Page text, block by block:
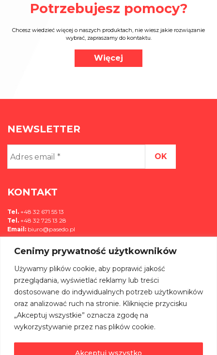
Cenimy prywatność użytkowników
Używamy plików cookie, aby poprawić jakość
przeglądania, wyświetlać reklamy lub treści
dostosowane do indywidualnych potrzeb użytkowników
oraz analizować ruch na stronie. Kliknięcie przycisku
„Akceptuj wszystkie” oznacza zgodę na
wykorzystywanie przez nas plików cookie.
Akceptuj wszystko
Potrzebujesz pomocy?
Chcesz wiedzieć więcej o naszych produktach, nie wiesz jakie rozwiązanie
wybrać, zapraszamy do kontaktu.
Więcej
NEWSLETTER
email
*
KONTAKT
Tel. +48 32 671 55 13
Tel. +48 32 725 13 28
Email: biuro@pasedo.pl
ul. Przemysłowa 11
MEDIA
DOŁĄCZ DO NAS NA: